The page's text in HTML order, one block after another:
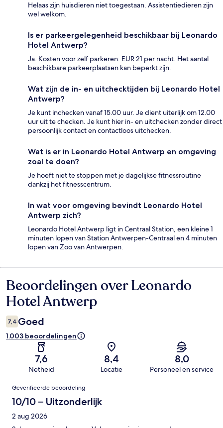
Helaas zijn huisdieren niet toegestaan. Assistentiedieren zijn
wel welkom.
Is er parkeergelegenheid beschikbaar bij Leonardo
Hotel Antwerp?
Ja. Kosten voor zelf parkeren: EUR 21 per nacht. Het aantal
beschikbare parkeerplaatsen kan beperkt zijn.
Wat zijn de in- en uitchecktijden bij Leonardo Hotel
Antwerp?
Je kunt inchecken vanaf 15.00 uur. Je dient uiterlijk om 12.00
uur uit te checken. Je kunt hier in- en uitchecken zonder direct
persoonlijk contact en contactloos uitchecken.
Wat is er in Leonardo Hotel Antwerp en omgeving
zoal te doen?
Je hoeft niet te stoppen met je dagelijkse fitnessroutine
dankzij het fitnesscentrum.
In wat voor omgeving bevindt Leonardo Hotel
Antwerp zich?
Leonardo Hotel Antwerp ligt in Centraal Station, een kleine 1
minuten lopen van Station Antwerpen-Centraal en 4 minuten
lopen van Zoo van Antwerpen.
Beoordelingen
Beoordelingen over Leonardo
Hotel Antwerp
7,4 Goed
1.003 beoordelingen
7,6
Netheid
8,4
Locatie
8,0
Personeel en service
Beoordelingen
Geverifieerde beoordeling
10/10 – Uitzonderlijk
2 aug 2026